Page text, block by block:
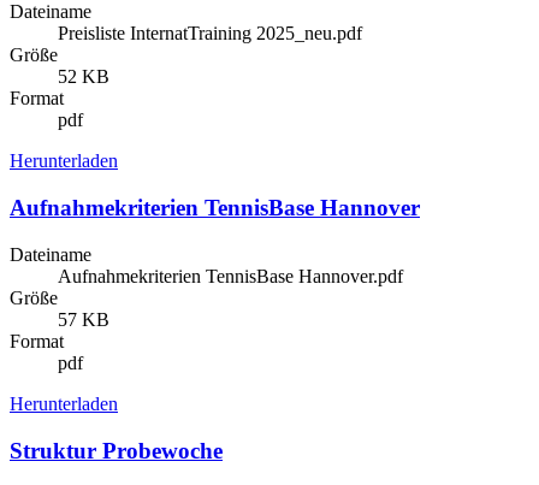
Dateiname
Preisliste InternatTraining 2025_neu.pdf
Größe
52 KB
Format
pdf
Herunterladen
Aufnahmekriterien TennisBase Hannover
Dateiname
Aufnahmekriterien TennisBase Hannover.pdf
Größe
57 KB
Format
pdf
Herunterladen
Struktur Probewoche